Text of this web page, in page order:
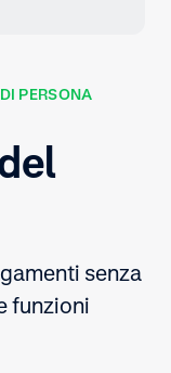
PERSONA
senza
funzioni